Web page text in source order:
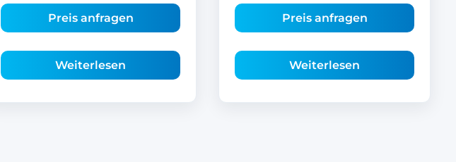
Preis anfragen
Weiterlesen
Preis anfragen
Weiterlesen